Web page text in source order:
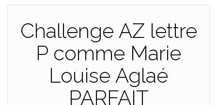
Challenge AZ lettre
P comme Marie
Louise Aglaé
PARFAIT